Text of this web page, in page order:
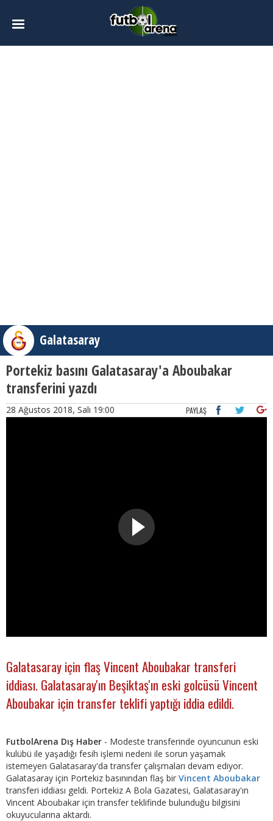
Galatasaray
Portekiz basını Galatasaray'a Aboubakar
transferini yazdı
28 Ağustos 2018, Salı 19:00 PAYLAŞ
Galatasaray için flaş Vincent Aboubakar transferi
iddiası. Galatasaray'ın Beşiktaş'ın eski golcüsü Vincent
Aboubakar için transfer teklifi yaptığı iddia edildi.
FutbolArena Dış Haber - Modeste transferinde oyuncunun eski
kulübü ile yaşadığı fesih işlemi nedeni ile sorun yaşamak
istemeyen Galatasaray'da transfer çalışmaları devam ediyor.
Galatasaray için Portekiz basınından flaş bir Vincent Aboubakar
transferi iddiası geldi. Portekiz A Bola Gazatesi, Galatasaray'ın
Vincent Aboubakar için transfer teklifinde bulunduğu bilgisini
okuyucularına aktardı.